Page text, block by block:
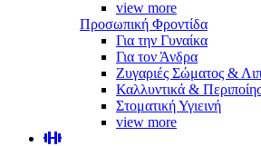
view more
Προσωπική Φροντίδα
Για την Γυναίκα
Για τον Άνδρα
Ζυγαριές Σώματος &
Καλλυντικά &
Στοματική Υγιεινή
view more